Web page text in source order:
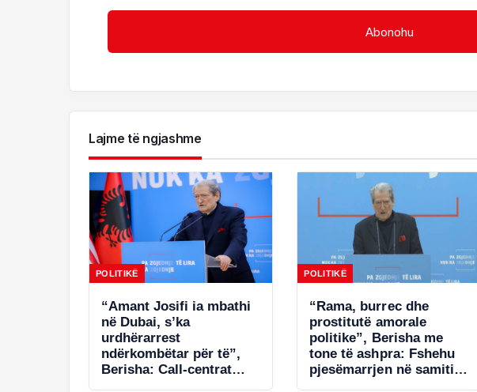
Lajme të ngjashme
POLITIKË
“Amant Josifi ia mbathi
në Dubai, s’ka
urdhërarrest
ndërkombëtar për të”,
Berisha: Call-centrat
POLITIKË
“Rama, burrec dhe
prostitutë amorale
politike”, Berisha me
tone të ashpra: Fshehu
pjesëmarrjen në samitin